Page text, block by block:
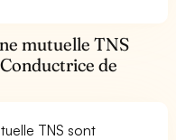
mutuelle TNS
de
TNS sont